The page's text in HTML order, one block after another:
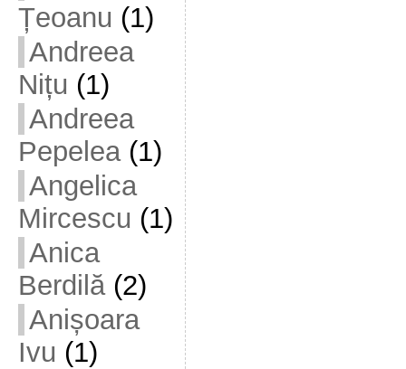
Țeoanu (1)
Andreea
Nițu (1)
Andreea
Pepelea(1)
Angelica
Mircescu (1)
Anica
Berdilă(2)
Anișoara
Ivu (1)